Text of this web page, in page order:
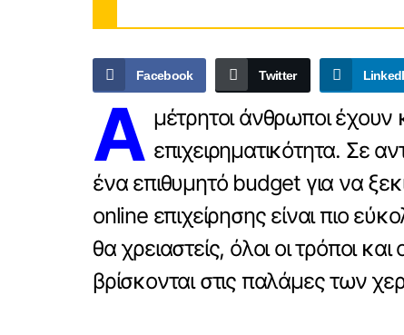
Facebook Twitter
Α μέτρητοι άνθρωποι
επιχειρηματικότητα. Σε
ένα επιθυμητό budget για να
online επιχείρησης είναι πιο
θα χρειαστείς, όλοι οι τρόποι
βρίσκονται στις παλάμες των